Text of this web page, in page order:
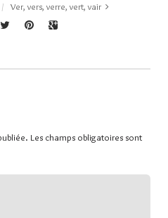
Ver, vers, verre, vert, vair
Les champs obligatoires sont